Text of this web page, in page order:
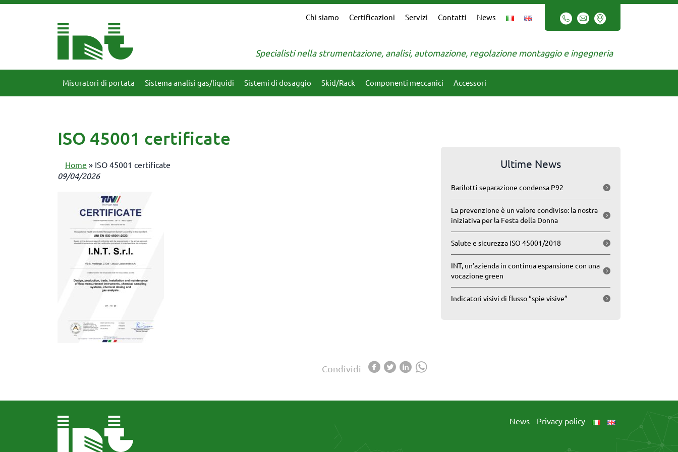
Chi siamo Certificazioni Servizi Contatti News
Specialisti nella strumentazione, analisi, automazione, regolazione montaggio e ingegneria
Misuratori di portata Sistema analisi gas/liquidi Sistemi di dosaggio Skid/Rack Componenti meccanici Accessori
ISO 45001 certificate
Home » ISO 45001 certificate
09/04/2026
Condividi
Ultime News
Barilotti separazione condensa P92
La prevenzione è un valore condiviso: la nostra
iniziativa per la Festa della Donna
Salute e sicurezza ISO 45001/2018
INT, un’azienda in continua espansione con una
vocazione green
Indicatori visivi di flusso “spie visive”
News Privacy policy